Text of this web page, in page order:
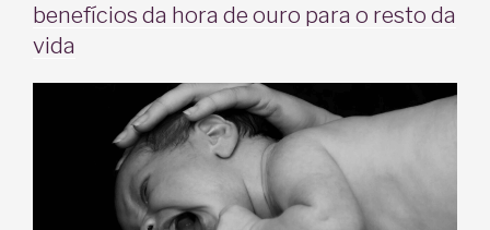
benefícios da hora de ouro para o resto da
vida